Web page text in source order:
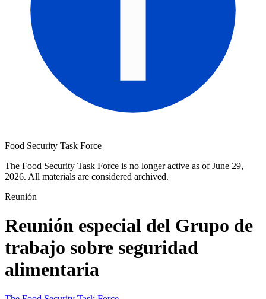
Food Security Task Force
The Food Security Task Force is no longer active as of June 29,
2026. All materials are considered archived.
Reunión
Reunión especial del Grupo de
trabajo sobre seguridad
alimentaria